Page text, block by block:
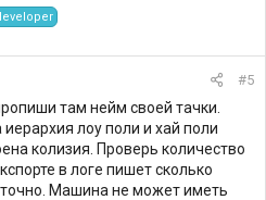
#5
там нейм своей тачки.
лоу поли и хай поли
колизия. Проверь количество
в логе пишет сколько
Машина не может иметь